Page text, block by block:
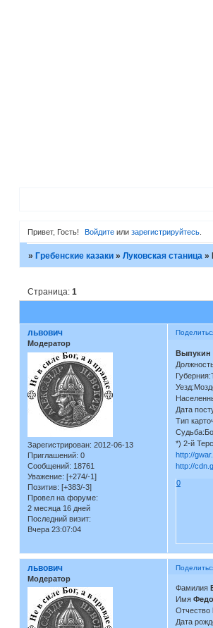
Привет, Гость! Войдите илизарегистрируйтесь
» Гребенские казаки » Луковская станица »
Страница: 1
львович
Модератор
Зарегистрирован: 2012-06-13
Приглашений: 0
Сообщений: 18761
Уважение: [+274/-1]
Позитив: [+383/-3]
Провел на форуме:
2 месяца 16 дней
Последний визит:
Вчера 23:07:04
Выпукин
Дата
Тип
*) 2-й
http://
http://
0
львович
Модератор
Фамилия
Имя
Отчество
Дата